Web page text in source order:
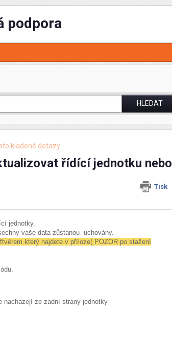
podpora
HLEDAT
kladené dotazy
řídící jednotku nebo
Tisk
jednotky.
vaše data zůstanou uchovány.
který najdete v příloze( POZOR po stažení
nacházejí ze zadní strany jednotky